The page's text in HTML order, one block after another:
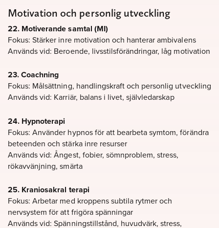
Motivation och personlig utveckling
22. Motiverande samtal (MI)
Fokus: Stärker inre motivation och hanterar ambivalens
Används vid: Beroende, livsstilsförändringar, låg motivation
23. Coachning
Fokus: Målsättning, handlingskraft och personlig utveckling
Används vid: Karriär, balans i livet, självledarskap
24. Hypnoterapi
Fokus: Använder hypnos för att bearbeta symtom, förändra
beteenden och stärka inre resurser
Används vid: Ångest, fobier, sömnproblem, stress,
rökavvänjning, smärta
25. Kraniosakral terapi
Fokus: Arbetar med kroppens subtila rytmer och
nervsystem för att frigöra spänningar
Används vid: Spänningstillstånd, huvudvärk, stress,